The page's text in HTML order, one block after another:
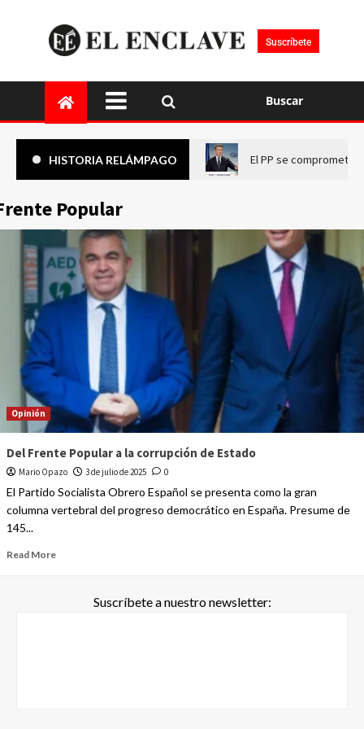
Suscríbete
Buscar
HISTORIA RELÁMPAGO El PP se compromete
Popular
Opinión
Del Frente Popular a la corrupción de Estado
Mario Opazo 3 de julio de 2025 0
El Partido Socialista Obrero Español se presenta como la gran
columna vertebral del progreso democrático en España. Presume de
145...
Read More
Suscríbete a nuestro newsletter: